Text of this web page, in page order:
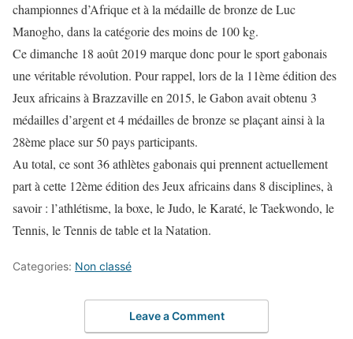
championnes d’Afrique et à la médaille de bronze de Luc
Manogho, dans la catégorie des moins de 100 kg.
Ce dimanche 18 août 2019 marque donc pour le sport gabonais
une véritable révolution. Pour rappel, lors de la 11ème édition des
Jeux africains à Brazzaville en 2015, le Gabon avait obtenu 3
médailles d’argent et 4 médailles de bronze se plaçant ainsi à la
28ème place sur 50 pays participants.
Au total, ce sont 36 athlètes gabonais qui prennent actuellement
part à cette 12ème édition des Jeux africains dans 8 disciplines, à
savoir : l’athlétisme, la boxe, le Judo, le Karaté, le Taekwondo, le
Tennis, le Tennis de table et la Natation.
Categories: Non classé
Leave a Comment